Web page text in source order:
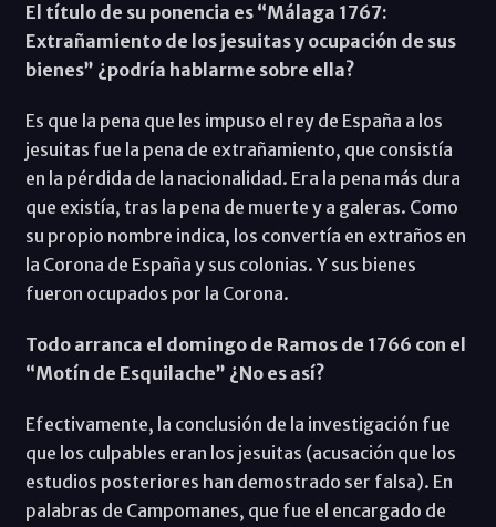
El título de su ponencia es “Málaga 1767:
Extrañamiento de los jesuitas y ocupación de sus
bienes” ¿podría hablarme sobre ella?
Es que la pena que les impuso el rey de España a los
jesuitas fue la pena de extrañamiento, que consistía
en la pérdida de la nacionalidad. Era la pena más dura
que existía, tras la pena de muerte y a galeras. Como
su propio nombre indica, los convertía en extraños en
la Corona de España y sus colonias. Y sus bienes
fueron ocupados por la Corona.
Todo arranca el domingo de Ramos de 1766 con el
“Motín de Esquilache” ¿No es así?
Efectivamente, la conclusión de la investigación fue
que los culpables eran los jesuitas (acusación que los
estudios posteriores han demostrado ser falsa). En
palabras de Campomanes, que fue el encargado de